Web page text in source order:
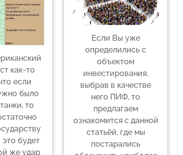
как-то
если
было
то
это будет
же удар
Если Вы уже
определились с
объектом
инвестирования,
выбрав в качестве
него ПИФ, то
предлагаем
ознакомится с данной
статьёй, где мы
постарались